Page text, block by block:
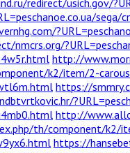
sega/
nmcrs.org/
http://
k2/item/2-
https://
http://
th/component/
https://